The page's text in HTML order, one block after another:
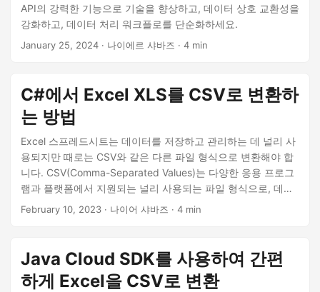
API의 강력한 기능으로 기술을 향상하고, 데이터 상호 교환성을
강화하고, 데이터 처리 워크플로를 단순화하세요.
January 25, 2024 · 나이에르 샤바즈 · 4 min
C#에서 Excel XLS를 CSV로 변환하
는 방법
Excel 스프레드시트는 데이터를 저장하고 관리하는 데 널리 사
용되지만 때로는 CSV와 같은 다른 파일 형식으로 변환해야 합
니다. CSV(Comma-Separated Values)는 다양한 응용 프로그
램과 플랫폼에서 지원되는 널리 사용되는 파일 형식으로, 데이
터 공유 및 전송을 위한 편리한 선택입니다. C#을 사용하여
세부 정보를 보여드리겠습니다.
February 10, 2023 · 나이어 샤바즈 · 4 min
Java Cloud SDK를 사용하여 간편
하게 Excel을 CSV로 변환